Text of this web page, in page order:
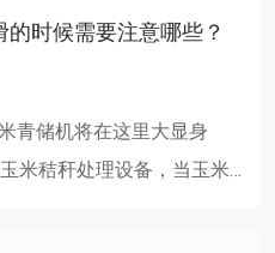
时候需要注意哪些？
青储机将在这里大显身
米秸秆处理设备，当玉米